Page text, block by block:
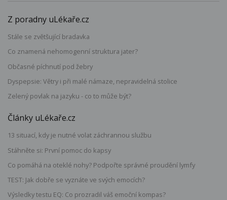
Z poradny uLékaře.cz
Stále se zvětšující bradavka
Co znamená nehomogenní struktura jater?
Občasné píchnutí pod žebry
Dyspepsie: Větry i při malé námaze, nepravidelná stolice
Zelený povlak na jazyku - co to může být?
Články uLékaře.cz
13 situací, kdy je nutné volat záchrannou službu
Stáhněte si: První pomoc do kapsy
Co pomáhá na oteklé nohy? Podpořte správné proudění lymfy
TEST: Jak dobře se vyznáte ve svých emocích?
Výsledky testu EQ: Co prozradil váš emoční kompas?